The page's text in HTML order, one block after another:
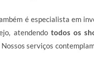
é especialista em
atendendo todos os
Nossos serviços